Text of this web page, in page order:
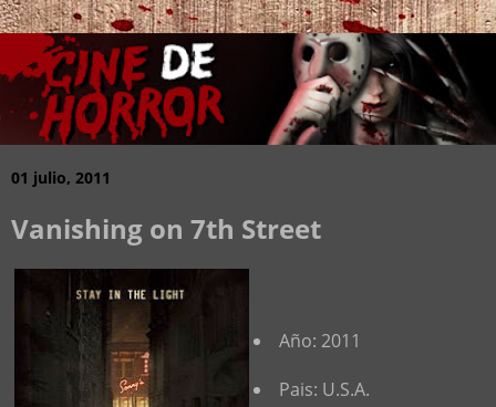
01 julio, 2011
Vanishing on 7th Street
Año: 2011
Pais: U.S.A.